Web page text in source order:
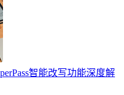
智能改写功能深度解